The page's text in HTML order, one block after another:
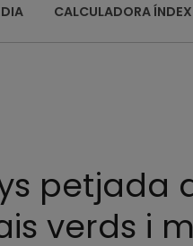
CALCULADORA
petjada
verds i